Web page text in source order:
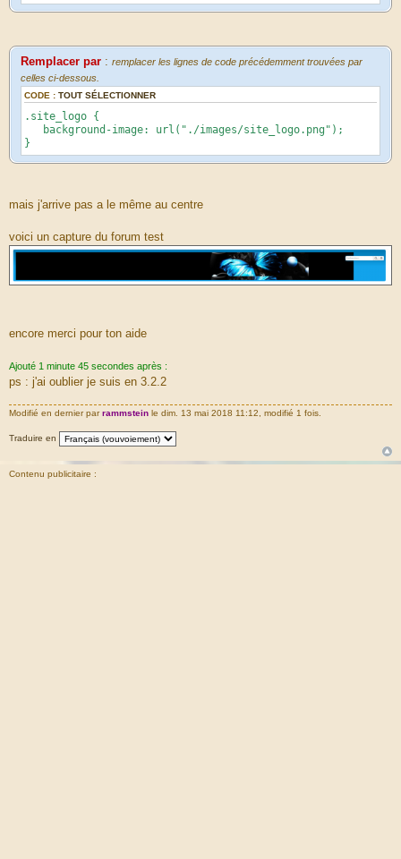
Remplacer par : remplacer les lignes de code précédemment trouvées par
celles ci-dessous.
CODE : TOUT SÉLECTIONNER
.site_logo {
background-image: url("./images/site_logo.png");
}
mais j'arrive pas a le même au centre
voici un capture du forum test
encore merci pour ton aide
Ajouté 1 minute 45 secondes après :
ps : j'ai oublier je suis en 3.2.2
Modifié en dernier parrammstein le dim. 13 mai 2018 11:12, modifié 1 fois.
Traduire en
Contenu publicitaire :